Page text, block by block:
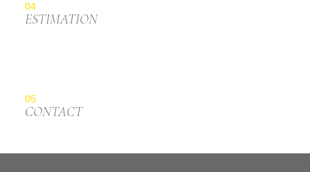
04
ESTIMATION
05
CONTACT